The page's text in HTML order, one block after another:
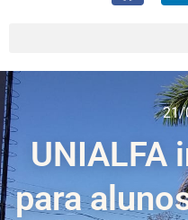
21/
UNIALFA
para